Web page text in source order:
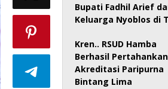
Bupati Fadhil Arief
Keluarga Nyoblos di
Kren.. RSUD Hamba
Berhasil Pertahankan
Akreditasi Paripurna
Bintang Lima